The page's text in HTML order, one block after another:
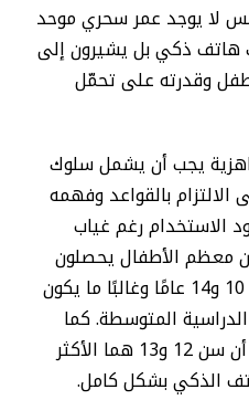
لا يوجد عمر سحري موحد
هاتف ذكي بل يشيرون إلى
وقدرته على تحمّل
يجب أن يشمل سلوك
بالقواعد وفهمه
الاستخدام رغم غياب
معظم الأطفال يحصلون
على أول هاتف ذكي بين سن 10 و14 عامًا وغالبًا ما يكون
المتوسطة. كما
تشير بعض الاستطلاعات إلى أن سن 12 و13 هما الأكثر
الذكي بشكل كامل.